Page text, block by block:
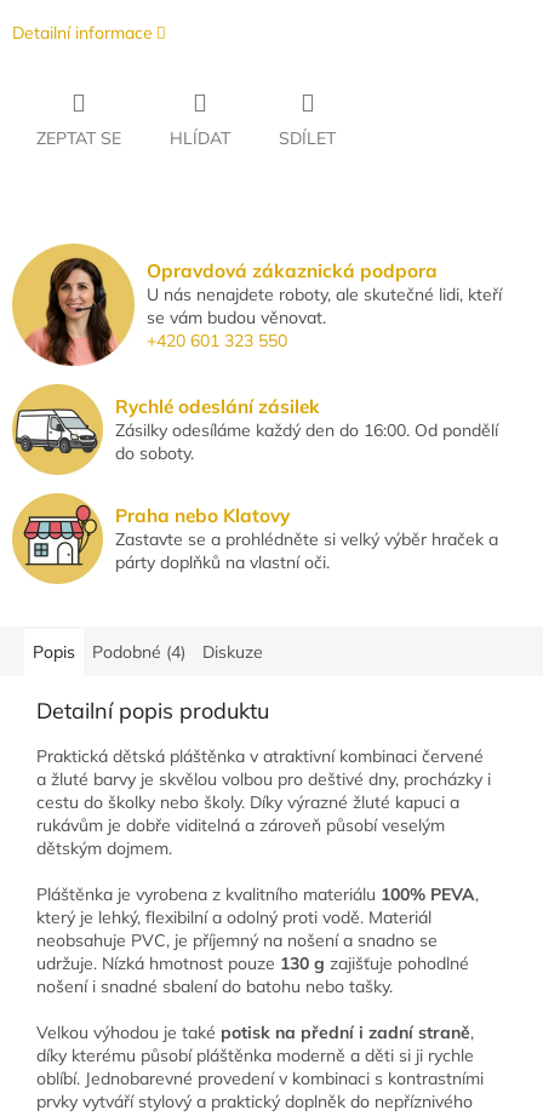
Detailní informace
ZEPTAT SE HLÍDAT SDÍLET
Opravdová zákaznická podpora
U nás nenajdete roboty, ale skutečné lidi, kteří
se vám budou věnovat.
+420 601 323 550
Rychlé odeslání zásilek
Zásilky odesíláme každý den do 16:00. Od pondělí
do soboty.
Praha nebo Klatovy
Zastavte se a prohlédněte si velký výběr hraček a
párty doplňků na vlastní oči.
Popis Podobné (4) Diskuze
Detailní popis produktu
Praktická dětská pláštěnka v atraktivní kombinaci červené
a žluté barvy je skvělou volbou pro deštivé dny, procházky i
cestu do školky nebo školy. Díky výrazné žluté kapuci a
rukávům je dobře viditelná a zároveň působí veselým
dětským dojmem.
Pláštěnka je vyrobena z kvalitního materiálu 100% PEVA,
který je lehký, flexibilní a odolný proti vodě. Materiál
neobsahuje PVC, je příjemný na nošení a snadno se
udržuje. Nízká hmotnost pouze 130 g zajišťuje pohodlné
nošení i snadné sbalení do batohu nebo tašky.
Velkou výhodou je také potisk na přední i zadní straně,
díky kterému působí pláštěnka moderně a děti si ji rychle
oblíbí. Jednobarevné provedení v kombinaci s kontrastními
prvky vytváří stylový a praktický doplněk do nepříznivého